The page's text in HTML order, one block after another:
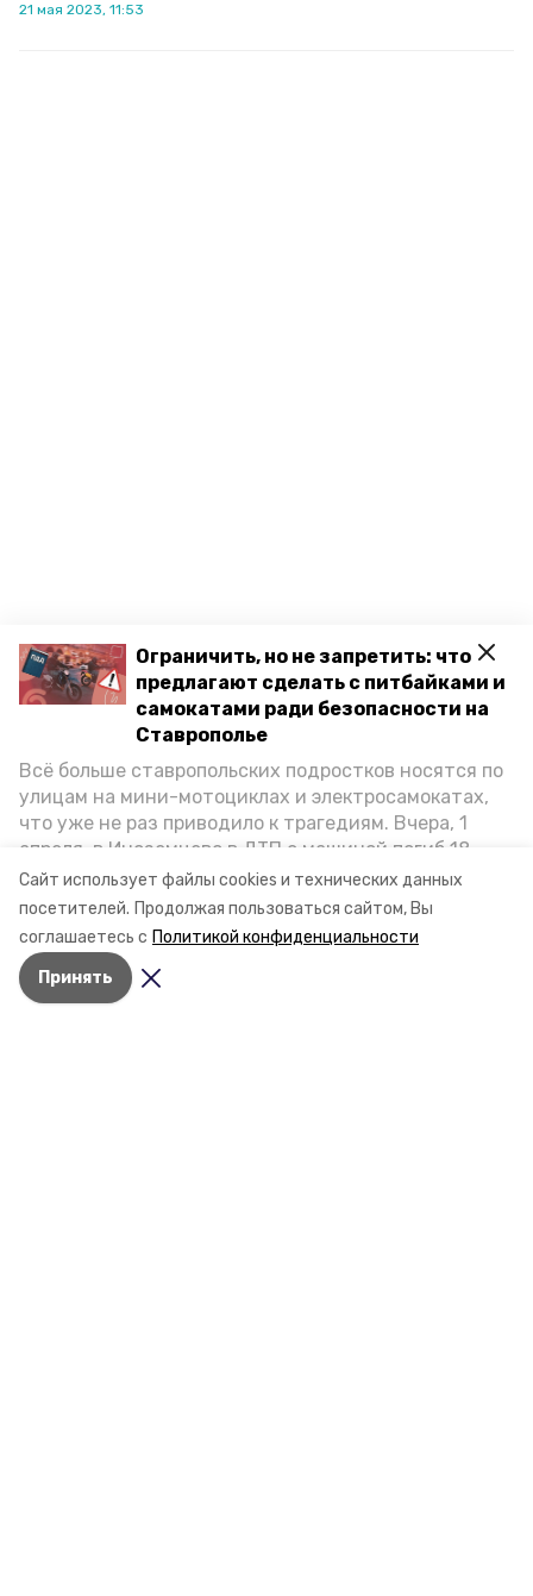
Сайт использует файлы cookies и технических данных
посетителей. Продолжая пользоваться сайтом, Вы
соглашаетесь с Политикой конфиденциальности
Принять
Ограничить, но не запретить: что
предлагают сделать с питбайками и
самокатами ради безопасности на
Ставрополье
Всё больше ставропольских подростков носятся по
улицам на мини-мотоциклах и электросамокатах,
что уже не раз приводило к трагедиям. Вчера, 1
апреля, в Иноземцево в ДТП с машиной погиб 18-
летний пассажир питбайка, катавшийся без шлема.
Как избежать несчастных случаев, обсудили на
пресс-конференции «Победы26» в РИЦ СК
представители Госавтоинспекции и Общественной
палаты Ставропольского края.
21 мая 2023, 11:53